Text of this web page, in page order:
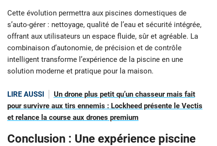
Cette évolution permettra aux piscines domestiques de
s’auto-gérer : nettoyage, qualité de l’eau et sécurité intégrée,
offrant aux utilisateurs un espace fluide, sûr et agréable. La
combinaison d’autonomie, de précision et de contrôle
intelligent transforme l’expérience de la piscine en une
solution moderne et pratique pour la maison.
LIRE AUSSI
Un drone plus petit qu’un chasseur mais fait
pour survivre aux tirs ennemis : Lockheed présente le Vectis
et relance la course aux drones premium
Conclusion : Une expérience piscine